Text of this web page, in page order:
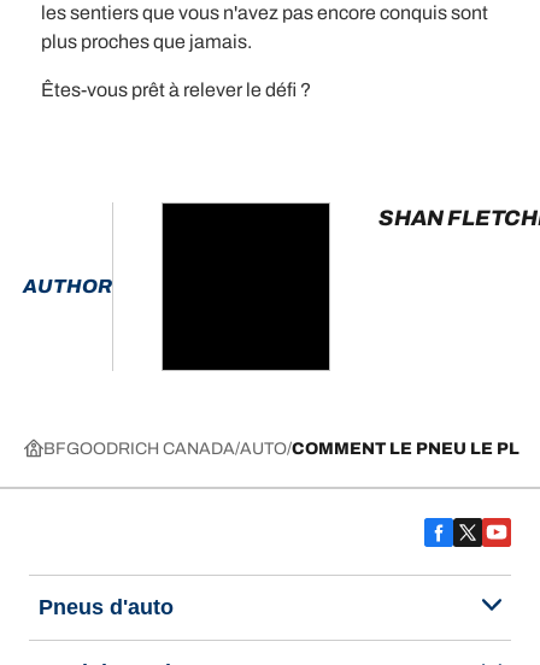
les sentiers que vous n'avez pas encore conquis sont
plus proches que jamais.
Êtes-vous prêt à relever le défi ?
AUTHOR
SHAN
BFGOODRICH CANADA AUTO COMMENT LE PNEU LE
Pneus d'auto